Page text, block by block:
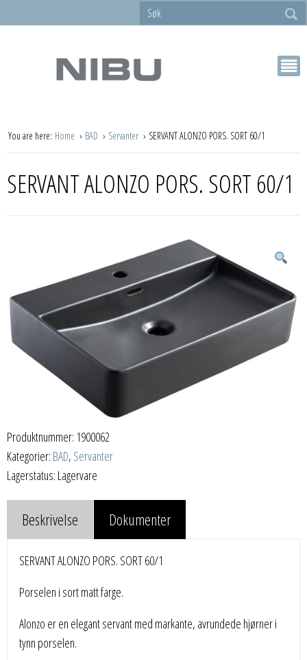
You are here: Home BAD Servanter SERVANT ALONZO PORS. SORT 60/1
SERVANT ALONZO PORS. SORT 60/1
Produktnummer: 1900062
Kategorier: BAD, Servanter
Lagerstatus: Lagervare
Beskrivelse Dokumenter
SERVANT ALONZO PORS. SORT 60/1
Porselen i sort matt farge.
Alonzo er en elegant servant med markante, avrundede hjørner i
tynn porselen.